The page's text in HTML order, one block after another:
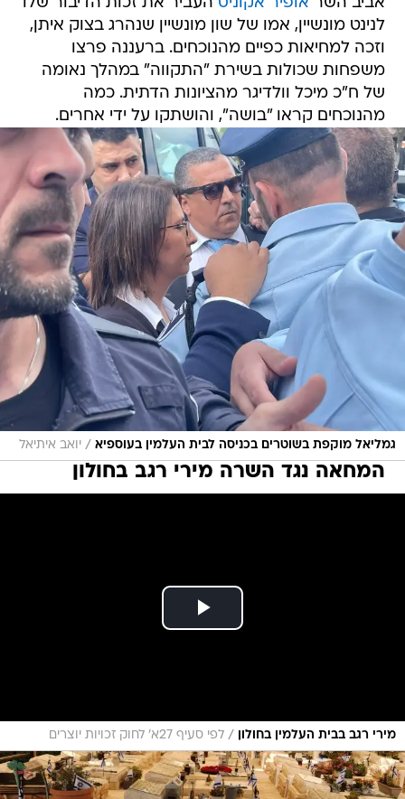
לנינט מונשיין, אמו של שון מונשיין שנהרג בצוק איתן,
וזכה למחיאות כפיים מהנוכחים. ברעננה פרצו
משפחות שכולות בשירת "התקווה" במהלך נאומה
של ח"כ מיכל וולדיגר מהציונות הדתית. כמה
מהנוכחים קראו "בושה", והושתקו על ידי אחרים.
גמליאל מוקפת בשוטרים בכניסה לבית העלמין בעוספיא / יואב איתיאל
המחאה נגד השרה מירי רגב בחולון
מירי רגב בבית העלמין בחולון / לפי סעיף 27א' לחוק זכויות יוצרים